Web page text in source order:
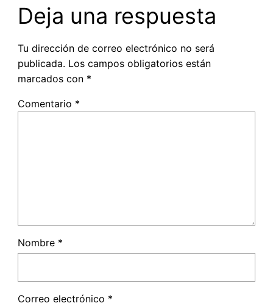
Deja una respuesta
Tu dirección de correo electrónico no será
publicada. Los campos obligatorios están
marcados con *
Comentario *
Nombre *
Correo electrónico *